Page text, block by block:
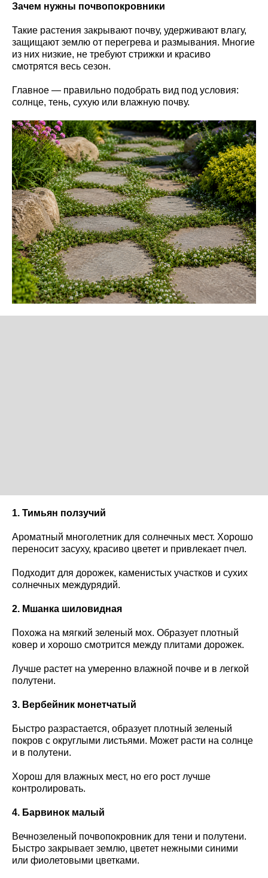
Зачем нужны почвопокровники
Такие растения закрывают почву, удерживают влагу,
защищают землю от перегрева и размывания. Многие
из них низкие, не требуют стрижки и красиво
смотрятся весь сезон.
Главное — правильно подобрать вид под условия:
солнце, тень, сухую или влажную почву.
1. Тимьян ползучий
Ароматный многолетник для солнечных мест. Хорошо
переносит засуху, красиво цветет и привлекает пчел.
Подходит для дорожек, каменистых участков и сухих
солнечных междурядий.
2. Мшанка шиловидная
Похожа на мягкий зеленый мох. Образует плотный
ковер и хорошо смотрится между плитами дорожек.
Лучше растет на умеренно влажной почве и в легкой
полутени.
3. Вербейник монетчатый
Быстро разрастается, образует плотный зеленый
покров с округлыми листьями. Может расти на солнце
и в полутени.
Хорош для влажных мест, но его рост лучше
контролировать.
4. Барвинок малый
Вечнозеленый почвопокровник для тени и полутени.
Быстро закрывает землю, цветет нежными синими
или фиолетовыми цветками.